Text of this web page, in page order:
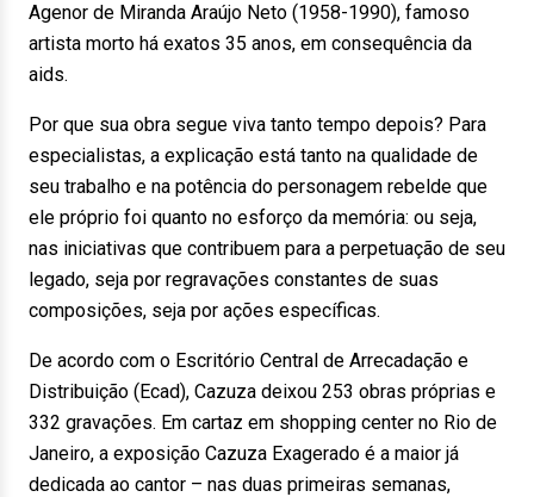
Agenor de Miranda Araújo Neto (1958-1990), famoso
artista morto há exatos 35 anos, em consequência da
aids.
Por que sua obra segue viva tanto tempo depois? Para
especialistas, a explicação está tanto na qualidade de
seu trabalho e na potência do personagem rebelde que
ele próprio foi quanto no esforço da memória: ou seja,
nas iniciativas que contribuem para a perpetuação de seu
legado, seja por regravações constantes de suas
composições, seja por ações específicas.
De acordo com o Escritório Central de Arrecadação e
Distribuição (Ecad), Cazuza deixou 253 obras próprias e
332 gravações. Em cartaz em shopping center no Rio de
Janeiro, a exposição Cazuza Exagerado é a maior já
dedicada ao cantor – nas duas primeiras semanas,